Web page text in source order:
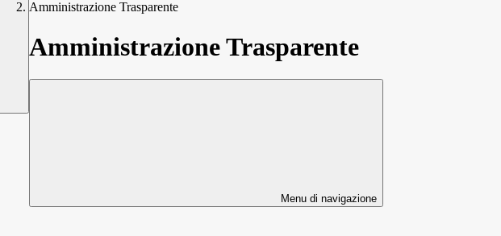
Amministrazione Trasparente
Amministrazione Trasparente
Menu di navigazione